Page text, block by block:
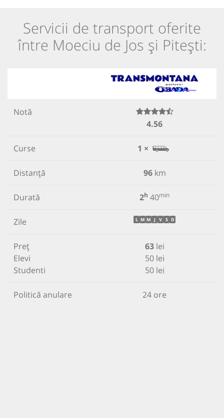
Servicii de transport oferite
între Moeciu de Jos și Pitești:
Notă
4.56
Curse 1 ×
Distanță 96km
Durată 2h 40min
Zile L M M J V S D
Preț
Elevi
Studenti
63lei
50 lei
50 lei
Politică anulare 24 ore